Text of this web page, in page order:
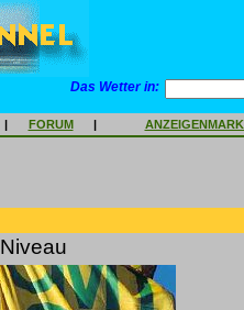
Das Wetter in:
| FORUM |